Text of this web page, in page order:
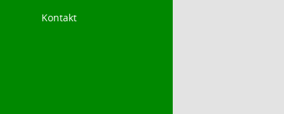
Kontakt